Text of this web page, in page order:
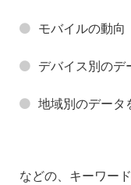
モバイルの動向
デバイス別のデ
地域別のデータ
などの、キーワー